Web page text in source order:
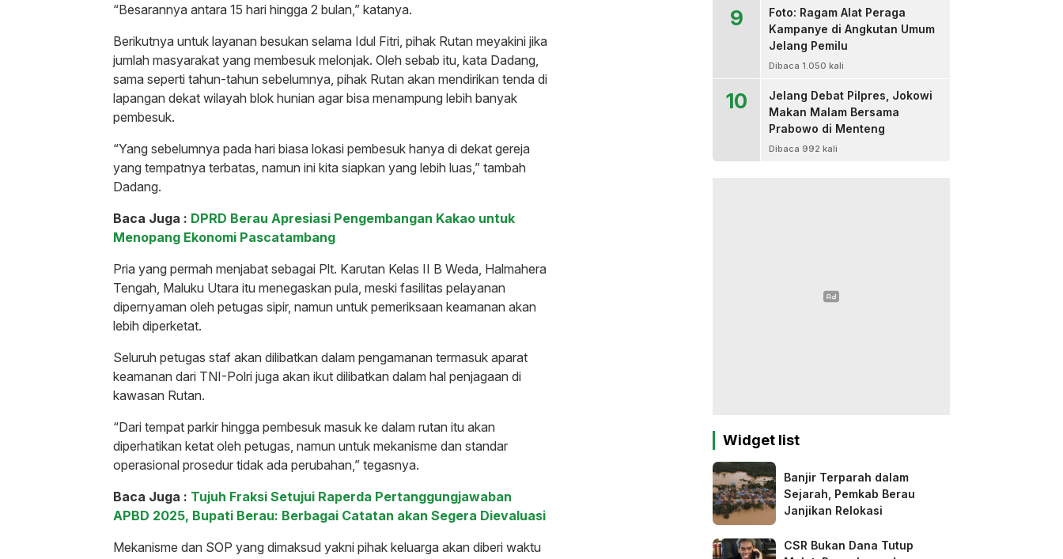
“Besarannya antara 15 hari hingga 2 bulan,” katanya.
Berikutnya untuk layanan besukan selama Idul Fitri, pihak Rutan meyakini jika
jumlah masyarakat yang membesuk melonjak. Oleh sebab itu, kata Dadang,
sama seperti tahun-tahun sebelumnya, pihak Rutan akan mendirikan tenda di
lapangan dekat wilayah blok hunian agar bisa menampung lebih banyak
pembesuk.
“Yang sebelumnya pada hari biasa lokasi pembesuk hanya di dekat gereja
yang tempatnya terbatas, namun ini kita siapkan yang lebih luas,” tambah
Dadang.
Baca Juga : DPRD Berau Apresiasi Pengembangan Kakao untuk
Menopang Ekonomi Pascatambang
Pria yang permah menjabat sebagai Plt. Karutan Kelas II B Weda, Halmahera
Tengah, Maluku Utara itu menegaskan pula, meski fasilitas pelayanan
dipernyaman oleh petugas sipir, namun untuk pemeriksaan keamanan akan
lebih diperketat.
Seluruh petugas staf akan dilibatkan dalam pengamanan termasuk aparat
keamanan dari TNI-Polri juga akan ikut dilibatkan dalam hal penjagaan di
kawasan Rutan.
“Dari tempat parkir hingga pembesuk masuk ke dalam rutan itu akan
diperhatikan ketat oleh petugas, namun untuk mekanisme dan standar
operasional prosedur tidak ada perubahan,” tegasnya.
Baca Juga : Tujuh Fraksi Setujui Raperda Pertanggungjawaban
APBD 2025, Bupati Berau: Berbagai Catatan akan Segera Dievaluasi
Mekanisme dan SOP yang dimaksud yakni pihak keluarga akan diberi waktu
9
Foto: Ragam Alat Peraga
Kampanye di Angkutan Umum
Jelang Pemilu
Dibaca 1.050 kali
10
Jelang Debat Pilpres, Jokowi
Makan Malam Bersama
Prabowo di Menteng
Dibaca 992 kali
Widget list
Banjir Terparah dalam
Sejarah, Pemkab Berau
Janjikan Relokasi
CSR Bukan Dana Tutup